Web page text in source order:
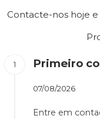
Contacte-nos hoje
Primeiro
07/08/2026
Entre em